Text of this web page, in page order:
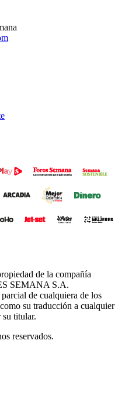
de la compañía
SEMANA S.A.
de cualquiera de los
su traducción a cualquier
titular.
reservados.